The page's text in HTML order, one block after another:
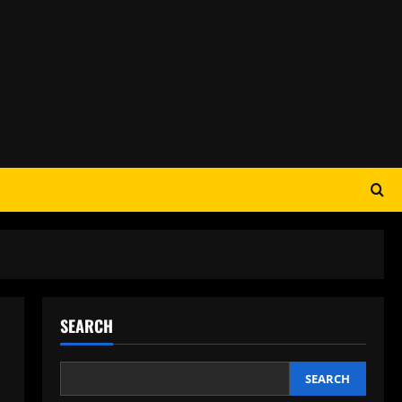
SEARCH
SEARCH